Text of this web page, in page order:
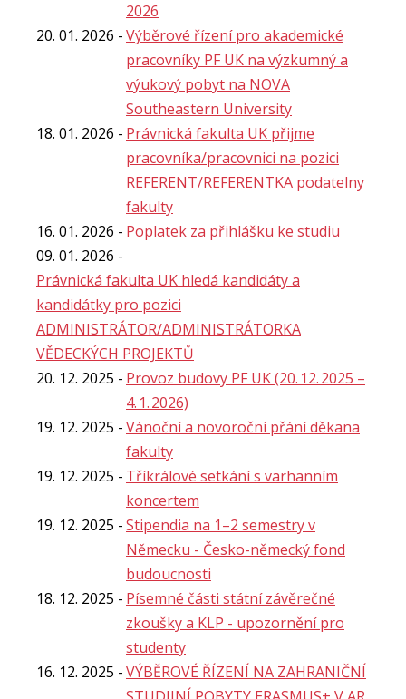
2026
20. 01. 2026
Výběrové řízení pro akademické
pracovníky PF UK na výzkumný a
výukový pobyt na NOVA
Southeastern University
18. 01. 2026
Právnická fakulta UK přijme
pracovníka/pracovnici na pozici
REFERENT/REFERENTKA podatelny
fakulty
16. 01. 2026
Poplatek za přihlášku ke studiu
09. 01. 2026
Právnická fakulta UK hledá kandidáty a
kandidátky pro pozici
ADMINISTRÁTOR/ADMINISTRÁTORKA
VĚDECKÝCH PROJEKTŮ
20. 12. 2025
Provoz budovy PF UK (20. 12. 2025 –
4. 1. 2026)
19. 12. 2025
Vánoční a novoroční přání děkana
fakulty
19. 12. 2025
Tříkrálové setkání s varhanním
koncertem
19. 12. 2025
Stipendia na 1–2 semestry v
Německu - Česko-německý fond
budoucnosti
18. 12. 2025
Písemné části státní závěrečné
zkoušky​ a KLP - upozornění pro
studenty
16. 12. 2025
VÝBĚROVÉ ŘÍZENÍ NA ZAHRANIČNÍ